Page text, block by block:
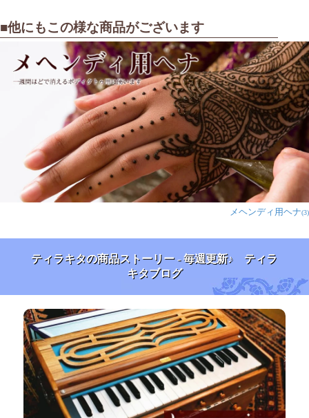
■他にもこの様な商品がございます
メヘンディ用ヘナ(3)
ティラキタの商品ストーリー - 毎週更新♪ ティラ
キタブログ